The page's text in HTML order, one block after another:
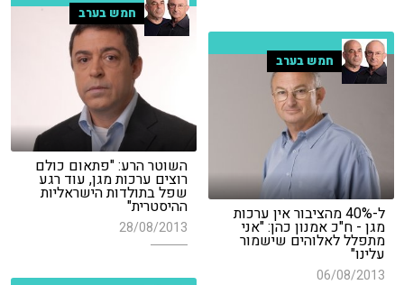
חמש בערב
השוטר הרע: "פתאום כולם
רוצים ערכות מגן, עוד רגע
שפל בתולדות הישראליות
ההיסטרית"
28/08/2013
חמש בערב
ל-40% מהציבור אין ערכות
מגן - ח"כ אמנון כהן: "אני
מתפלל לאלוהים שישמור
עלינו"
06/08/2013